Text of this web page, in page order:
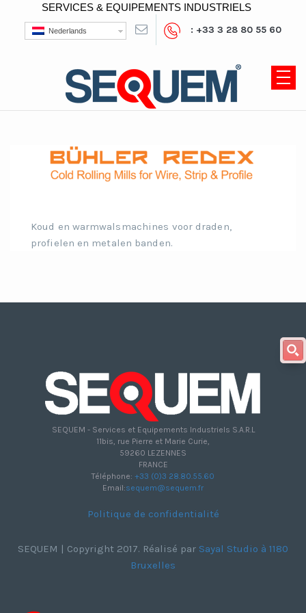
SERVICES & EQUIPEMENTS INDUSTRIELS
Nederlands : +33 3 28 80 55 60
Koud en warmwalsmachines voor draden,
profielen en metalen banden.
SEQUEM - Services et Equipements Industriels S.A.R.L
11bis, rue Pierre et Marie Curie,
59260 LEZENNES
FRANCE
Téléphone: +33 (0)3 28.80.55.60
Email:sequem@sequem.fr
Politique de confidentialité
SEQUEM | Copyright 2017. Réalisé par Sayal Studio à 1180
Bruxelles